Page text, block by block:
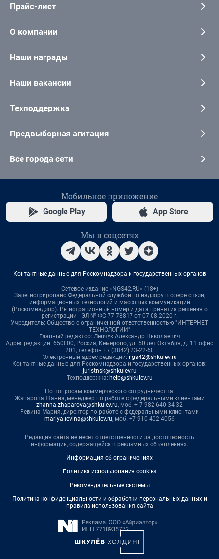
Прайс-лист
О компании
Наши награды
Наши вакансии
Техподдержка
Предвыборная агитация
Все города сети
Мобильное приложение
Google Play App Store
Мы в соцсетях
Контактные данные для Роскомнадзора и государственных органов
Сетевое издание «NGS42.RU» (18+)
Зарегистрировано Федеральной службой по надзору в сфере связи,
информационных технологий и массовых коммуникаций
(Роскомнадзор). Регистрационный номер и дата принятия решения о
регистрации - ЭЛ № ФС 77-78817 от 07.08.2020 г.
Учредитель: Общество с ограниченной ответственностью "ИНТЕРНЕТ
ТЕХНОЛОГИИ"
Главный редактор: Левчук Александр Николаевич
Адрес редакции: 650000, Россия, Кемерово, ул. 50 лет Октября, д. 11, офис
201, телефон +7 (3842) 23-22-60
Электронный адрес редакции: ngs42@shkulev.ru
Контактные данные для Роскомнадзора и государственных органов:
juristnsk@shkulev.ru
Техподдержка: help@shkulev.ru
По вопросам коммерческого сотрудничества:
Жапарова Жанна, менеджер по работе с федеральными клиентами
zhanna.zhaparova@shkulev.ru, моб. + 7 982 640 34 32
Ревина Мария, директор по работе с федеральными клиентами
mariya.revina@shkulev.ru, моб. +7 910 402 4056
Редакция сайта не несет ответственности за достоверность
информации, содержащейся в рекламных объявлениях.
Информация об ограничениях
Политика использования cookies
Рекомендательные системы
Политика конфиденциальности и обработки персональных данных и
правила использования сайта